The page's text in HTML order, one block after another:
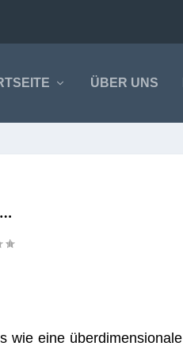
ÜBER UNS
wie eine über­di­men­sio­nale